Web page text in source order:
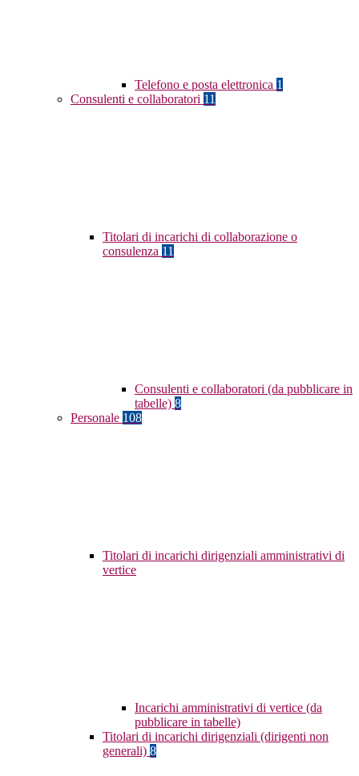
Telefono e posta elettronica 1
Consulenti e collaboratori 11
Titolari di incarichi di collaborazione o
consulenza 11
Consulenti e collaboratori (da pubblicare in
tabelle) 8
Personale 108
Titolari di incarichi dirigenziali amministrativi di
vertice
Incarichi amministrativi di vertice (da
pubblicare in tabelle)
Titolari di incarichi dirigenziali (dirigenti non
generali) 8